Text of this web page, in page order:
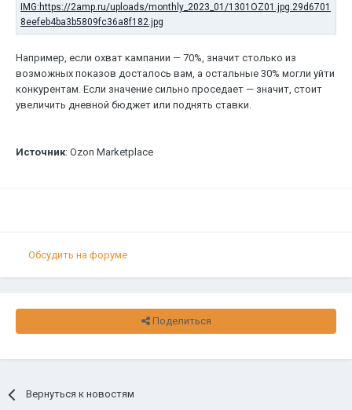
Например, если охват кампании — 70%, значит столько из
возможных показов досталось вам, а остальные 30% могли уйти
конкурентам. Если значение сильно проседает — значит, стоит
увеличить дневной бюджет или поднять ставки.
Источник: Ozon Marketplace
Обсудить на форуме
Поделиться
Вернуться к новостям